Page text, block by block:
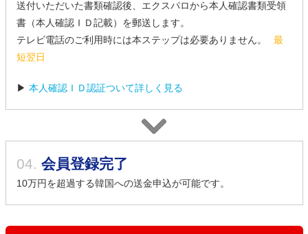
送付いただいた書類確認後、エクスパロから本人確認書類受領
書（本人確認ＩＤ記載）を郵送します。
テレビ電話のご利用時には本ステップは必要ありません。
最
短翌日
▶ 本人確認ＩＤ認証ついて詳しく見る
04. 会員登録完了
10万円を超過する韓国への送金申込が可能です。